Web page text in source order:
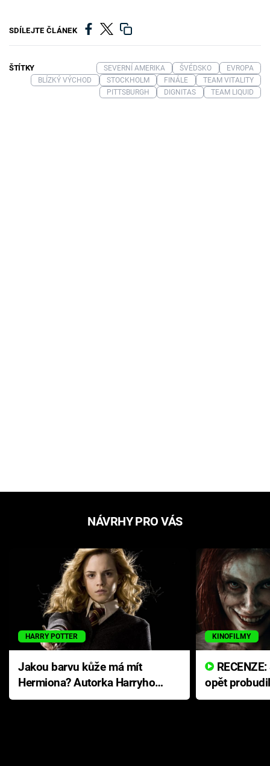
SDÍLEJTE ČLÁNEK
ŠTÍTKY SEVERNÍ AMERIKA ŠVÉDSKO
EVROPA
BLÍZKÝ VÝCHOD
STOCKHOLM FINÁLE
TEAM VITALITY
PITTSBURGH
DIGNITAS TEAM LIQUID
NÁVRHY PRO VÁS
HARRY POTTER
Jakou barvu kůže má mít
Hermiona? Autorka Harryho
Pottera přišla s ráznou
KINOFILMY
opět
přichází s